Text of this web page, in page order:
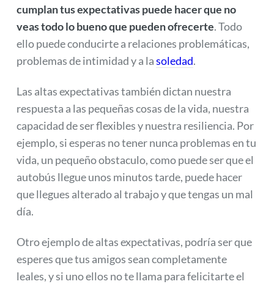
cumplan tus expectativas puede hacer que no
veas todo lo bueno que pueden ofrecerte. Todo
ello puede conducirte a relaciones problemáticas,
problemas de intimidad y a lasoledad.
Las altas expectativas también dictan nuestra
respuesta a las pequeñas cosas de la vida, nuestra
capacidad de ser flexibles y nuestra resiliencia. Por
ejemplo, si esperas no tener nunca problemas en tu
vida, un pequeño obstaculo, como puede ser que el
autobús llegue unos minutos tarde, puede hacer
que llegues alterado al trabajo y que tengas un mal
día.
Otro ejemplo de altas expectativas, podría ser que
esperes que tus amigos sean completamente
leales, y si uno ellos no te llama para felicitarte el